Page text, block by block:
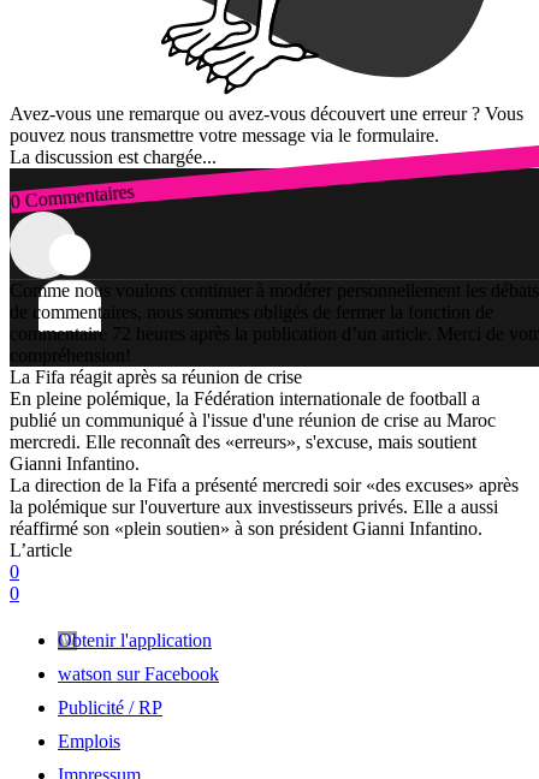
Avez-vous une remarque ou avez-vous découvert une erreur ? Vous
pouvez nous transmettre votre message via le formulaire.
La discussion est chargée...
0 Commentaires
Connexion
Comme nous voulons continuer à modérer personnellement les débats
de commentaires, nous sommes obligés de fermer la fonction de
commentaire 72 heures après la publication d’un article. Merci de
compréhension!
La Fifa réagit après sa réunion de crise
En pleine polémique, la Fédération internationale de football a
publié un communiqué à l'issue d'une réunion de crise au Maroc
mercredi. Elle reconnaît des «erreurs», s'excuse, mais soutient
Gianni Infantino.
La direction de la Fifa a présenté mercredi soir «des excuses» après
la polémique sur l'ouverture aux investisseurs privés. Elle a aussi
réaffirmé son «plein soutien» à son président Gianni Infantino.
L’article
0
0
Obtenir l'application
watson sur Facebook
Publicité / RP
Emplois
Impressum